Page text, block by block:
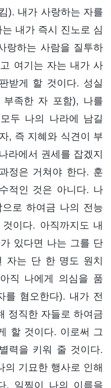
). 내가 사랑하는 자를
내가 즉시 진노로 심
랑하는 사람을 질투하
여기는 자는 내가 사
받게 할 것이다. 성실
족한 자 포함), 나를
두 나의 나라에 남길
, 즉 지혜와 식견이 부
라에서 권세를 잡겠지
정은 거쳐야 한다. 훈
적인 것은 아니다. 나
로 하여금 나의 전능
이다. 아직까지도 내
있다면 나는 그를 단
자는 단 한 명도 원치
직 나에게 의심을 품
를 혐오한다). 내가 전
정직한 자들로 하여금
할 것이다. 이로써 그
력을 키워 줄 것이다.
의 기묘한 행사로 인해
. 일찍이 나의 이름을